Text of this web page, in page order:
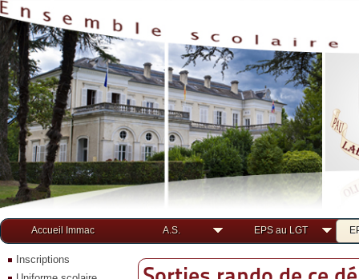
Accueil Immac A.S. EPS au LGT
Inscriptions